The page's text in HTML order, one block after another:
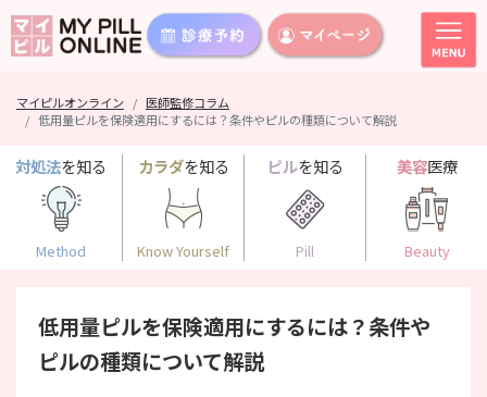
マイピルオンライン
医師監修コラム
低用量ピルを保険適用にするには？条件やピルの種類について解説
対処法を知る
Method
カラダを知る
Know Yourself
ピルを知る
Pill
美容医療
Beauty
低用量ピルを保険適用にするには？条件や
ピルの種類について解説